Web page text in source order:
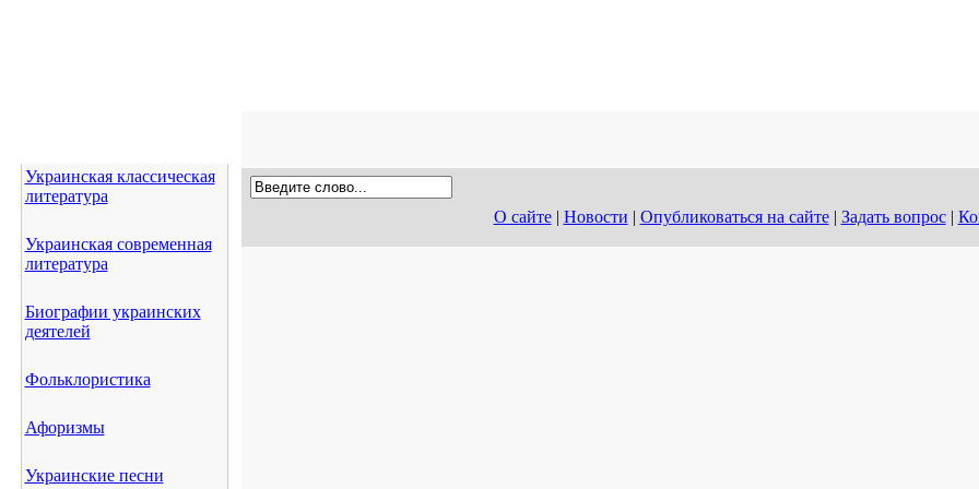
Украинская классическая
литература
Украинская современная
литература
Биографии украинских
деятелей
Фольклористика
Афоризмы
Украинские песни
О сайте| Новости | Опубликоваться на сайте| Задать вопрос|